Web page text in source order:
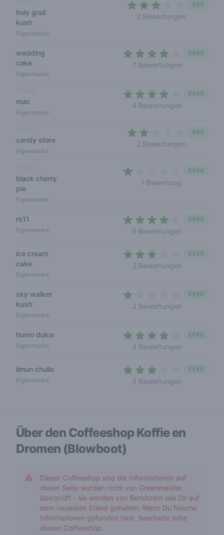
holy grail
kush
Eigenmarke
2 Bewertungen
€€€
wedding
cake
Eigenmarke
7 Bewertungen
€€€€
mac
Eigenmarke
4 Bewertungen
€€€€
candy store
Eigenmarke
2 Bewertungen
€€€
black cherry
pie
Eigenmarke
1 Bewertung
€€€€
rs11
Eigenmarke 6 Bewertungen
€€€€
ice cream
cake
Eigenmarke
2 Bewertungen
€€€€
sky walker
kush
Eigenmarke
2 Bewertungen
€€€€
humo dulce
Eigenmarke 4 Bewertungen
€€€€
limun chullo
Eigenmarke 3 Bewertungen
€€€€
Über den CoffeeshopKoffie en
Dromen (Blowboot)
Dieser Coffeeshop und die Informationen auf
dieser Seite wurden nicht von Greenmeister
überprüft - sie werden von Benutzern wie Dir auf
dem neuesten Stand gehalten. Wenn Du falsche
Informationen gefunden hast, bearbeite bitte
diesen Coffeeshop.